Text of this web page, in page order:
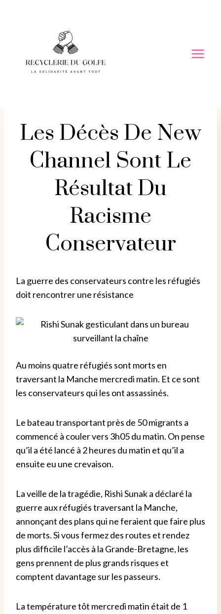
Les Décès De New
Channel Sont Le
Résultat Du
Racisme
Conservateur
La guerre des conservateurs contre les réfugiés
doit rencontrer une résistance
Au moins quatre réfugiés sont morts en
traversant la Manche mercredi matin. Et ce sont
les conservateurs qui les ont assassinés.
Le bateau transportant près de 50 migrants a
commencé à couler vers 3h05 du matin. On pense
qu’il a été lancé à 2 heures du matin et qu’il a
ensuite eu une crevaison.
La veille de la tragédie, Rishi Sunak a déclaré la
guerre aux réfugiés traversant la Manche,
annonçant des plans qui ne feraient que faire plus
de morts. Si vous fermez des routes et rendez
plus difficile l’accès à la Grande-Bretagne, les
gens prennent de plus grands risques et
comptent davantage sur les passeurs.
La température tôt mercredi matin était de 1